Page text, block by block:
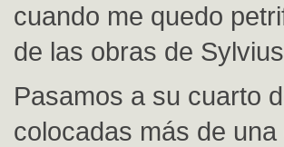
cuando me quedo
de las obras de
Pasamos a su cuarto
colocadas más de